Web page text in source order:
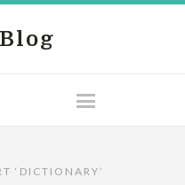
‘ DICTIONARY ’